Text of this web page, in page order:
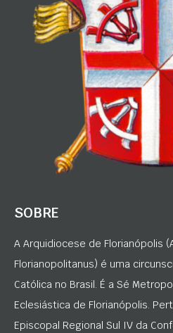
SOBRE
A Arquidiocese de Florianópolis
Florianopolitanus) é uma
Católica no Brasil. É a Sé
Eclesiástica de Florianópolis.
Episcopal Regional Sul IV da